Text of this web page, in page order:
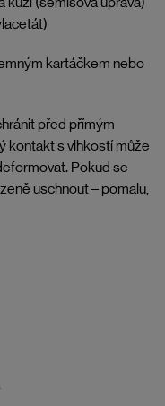
kartáčkem nebo
před přímým
kontakt s vlhkostí může
Pokud se
uschnout – pomalu,